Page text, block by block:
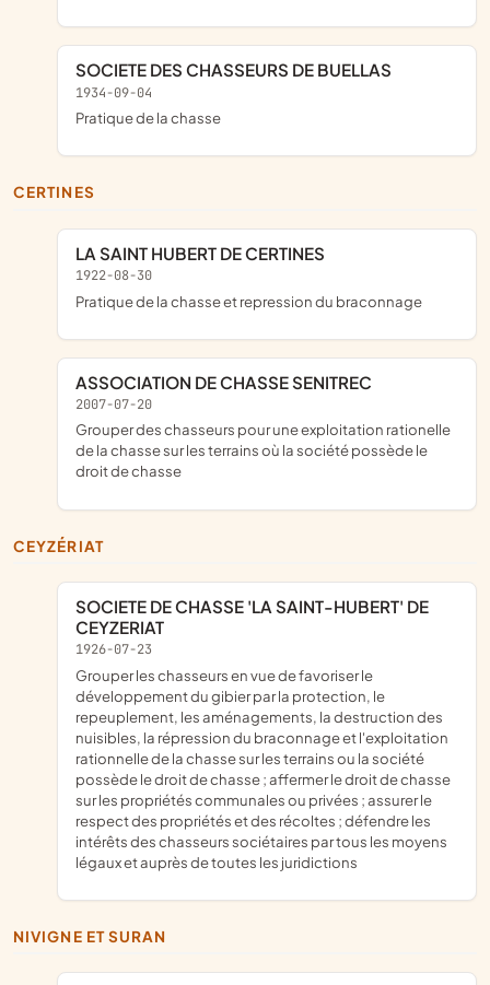
SOCIETE DES CHASSEURS DE BUELLAS
1934-09-04
pratique de la chasse
CERTINES
LA SAINT HUBERT DE CERTINES
1922-08-30
pratique de la chasse et repression du braconnage
ASSOCIATION DE CHASSE SENITREC
2007-07-20
grouper des chasseurs pour une exploitation rationelle
de la chasse sur les terrains où la société possède le
droit de chasse
CEYZÉRIAT
SOCIETE DE CHASSE 'LA SAINT-HUBERT' DE
CEYZERIAT
1926-07-23
grouper les chasseurs en vue de favoriser le
développement du gibier par la protection, le
repeuplement, les aménagements, la destruction des
nuisibles, la répression du braconnage et l'exploitation
rationnelle de la chasse sur les terrains ou la société
possède le droit de chasse ; affermer le droit de chasse
sur les propriétés communales ou privées ; assurer le
respect des propriétés et des récoltes ; défendre les
intérêts des chasseurs sociétaires par tous les moyens
légaux et auprès de toutes les juridictions
NIVIGNE ET SURAN